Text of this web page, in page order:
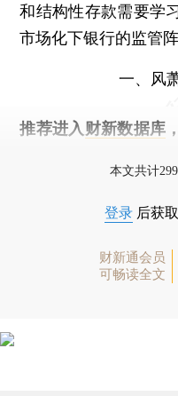
和结构性存款需要学
市场化下银行的监管
一、风
推荐进入 财新数据库
本文共计
登录 后获
财新通会员
可畅读全文